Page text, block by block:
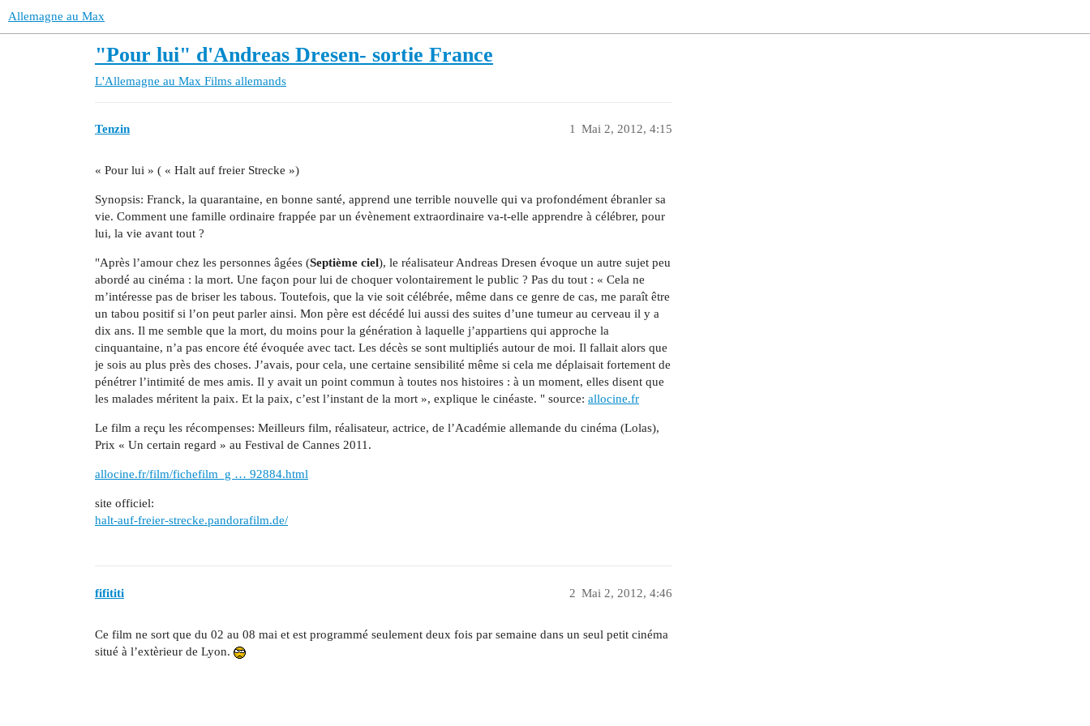
Allemagne au Max
"Pour lui" d'Andreas Dresen- sortie France
L'Allemagne au Max Films allemands
Tenzin Mai 2, 2012, 4:15
1
« Pour lui » ( « Halt auf freier Strecke »)
Synopsis: Franck, la quarantaine, en bonne santé, apprend une terrible nouvelle qui va profondément ébranler sa
vie. Comment une famille ordinaire frappée par un évènement extraordinaire va-t-elle apprendre à célébrer, pour
lui, la vie avant tout ?
"Après l’amour chez les personnes âgées (Septième ciel), le réalisateur Andreas Dresen évoque un autre sujet peu
abordé au cinéma : la mort. Une façon pour lui de choquer volontairement le public ? Pas du tout : « Cela ne
m’intéresse pas de briser les tabous. Toutefois, que la vie soit célébrée, même dans ce genre de cas, me paraît être
un tabou positif si l’on peut parler ainsi. Mon père est décédé lui aussi des suites d’une tumeur au cerveau il y a
dix ans. Il me semble que la mort, du moins pour la génération à laquelle j’appartiens qui approche la
cinquantaine, n’a pas encore été évoquée avec tact. Les décès se sont multipliés autour de moi. Il fallait alors que
je sois au plus près des choses. J’avais, pour cela, une certaine sensibilité même si cela me déplaisait fortement de
pénétrer l’intimité de mes amis. Il y avait un point commun à toutes nos histoires : à un moment, elles disent que
les malades méritent la paix. Et la paix, c’est l’instant de la mort », explique le cinéaste. " source: allocine.fr
Le film a reçu les récompenses: Meilleurs film, réalisateur, actrice, de l’Académie allemande du cinéma (Lolas),
Prix « Un certain regard » au Festival de Cannes 2011.
allocine.fr/film/fichefilm_g … 92884.html
site officiel:
halt-auf-freier-strecke.pandorafilm.de/
fifititi Mai 2, 2012, 4:46
2
Ce film ne sort que du 02 au 08 mai et est programmé seulement deux fois par semaine dans un seul petit cinéma
situé à l’extèrieur de Lyon.